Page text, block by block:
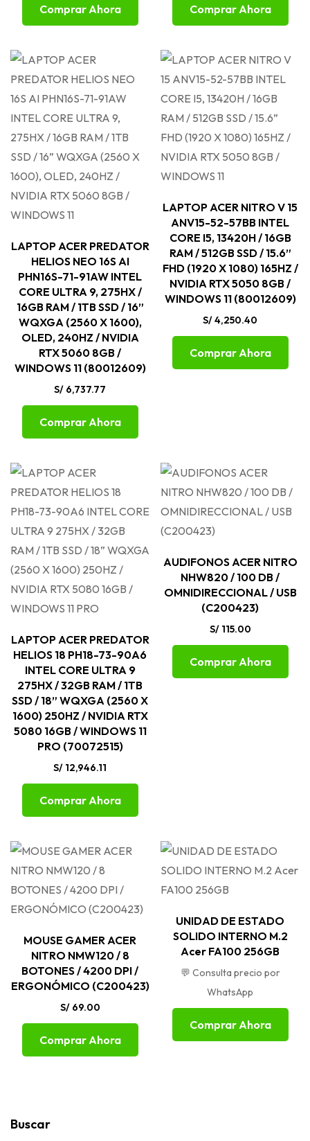
Comprar Ahora Comprar Ahora
LAPTOP ACER PREDATOR
HELIOS NEO 16S AI
PHN16S-71-91AW INTEL
CORE ULTRA 9, 275HX /
16GB RAM / 1TB SSD / 16”
WQXGA (2560 X 1600),
OLED, 240HZ / NVIDIA
RTX 5060 8GB /
WINDOWS 11 (80012609)
S/ 6,737.77
Comprar Ahora
LAPTOP ACER NITRO V 15
ANV15-52-57BB INTEL
CORE I5, 13420H / 16GB
RAM / 512GB SSD / 15.6”
FHD (1920 X 1080) 165HZ /
NVIDIA RTX 5050 8GB /
WINDOWS 11 (80012609)
S/4,250.40
Comprar Ahora
LAPTOP ACER PREDATOR
HELIOS 18 PH18-73-90A6
INTEL CORE ULTRA 9
275HX / 32GB RAM / 1TB
SSD / 18” WQXGA (2560 X
1600) 250HZ / NVIDIA RTX
5080 16GB / WINDOWS 11
PRO (70072515)
S/ 12,946.11
Comprar Ahora
AUDIFONOS ACER NITRO
NHW820 / 100 DB /
OMNIDIRECCIONAL / USB
(C200423)
S/115.00
Comprar Ahora
MOUSE GAMER ACER
NITRO NMW120 / 8
BOTONES / 4200 DPI /
ERGONÓMICO (C200423)
S/69.00
Comprar Ahora
UNIDAD DE ESTADO
SOLIDO INTERNO M.2
Acer FA100 256GB
💬 Consulta precio por
WhatsApp
Comprar Ahora
Buscar